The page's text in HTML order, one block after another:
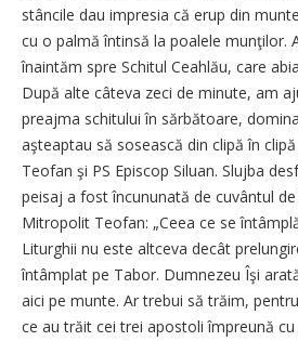
stâncile dau impresia că erup din
cu o palmă întinsă la poalele munţilor.
înaintăm spre Schitul Ceahlău, care
După alte câteva zeci de minute, am
preajma schitului în sărbătoare,
aşteaptau să sosească din clipă în
Teofan şi PS Episcop Siluan. Slujba
peisaj a fost încununată de cuvântul
Mitropolit Teofan: „Ceea ce se
Liturghii nu este altceva decât
întâmplat pe Tabor. Dumnezeu Îşi
aici pe munte. Ar trebui să trăim,
ce au trăit cei trei apostoli împreună